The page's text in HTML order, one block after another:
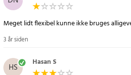
Meget lidt flexibel kunne ikke bruges
3 år siden
HS Hasan S